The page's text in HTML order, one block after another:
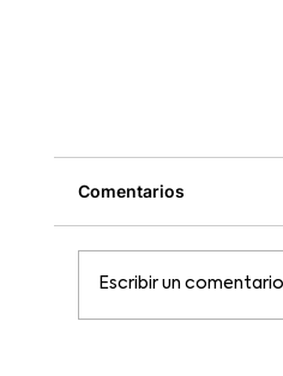
Cómo elegir
Comentarios
Escribir un